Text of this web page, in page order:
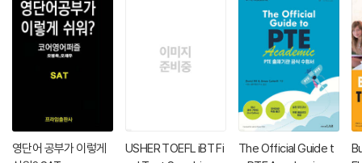
영단어 공부가 이렇게
USHER TOEFL iBT Fi
The Official Guide t